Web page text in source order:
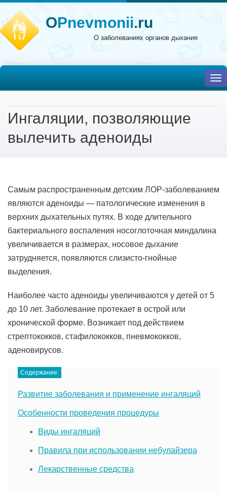
OPnevmonii.ru
О заболеваниях органов дыхания
Ингаляции, позволяющие
вылечить аденоиды
Самым распространенным детским ЛОР-заболеванием
являются аденоиды — патологические изменения в
верхних дыхательных путях. В ходе длительного
бактериального воспаления носоглоточная миндалина
увеличивается в размерах, носовое дыхание
затрудняется, появляются слизисто-гнойные
выделения.
Наиболее часто аденоиды увеличиваются у детей от 5
до 10 лет. Заболевание протекает в острой или
хронической форме. Возникает под действием
стрептококков, стафилококков, пневмококков,
аденовирусов.
Содержание:
Развитие заболевания и применение ингаляций
Особенности проведения процедуры
Виды ингаляций
Правила при использовании небулайзера
Лекарственные средства